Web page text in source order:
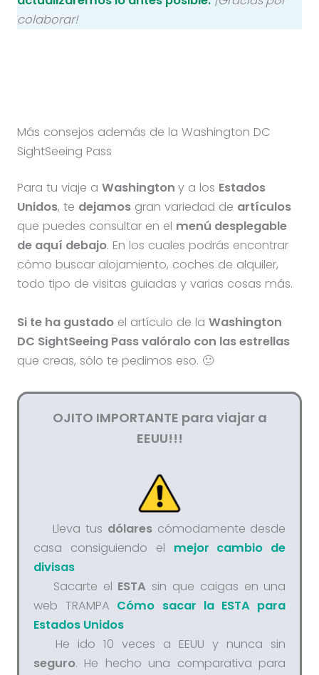
colaborar!
Más consejos además de la Washington DC
SightSeeing Pass
Para tu viaje a Washington y a los Estados
Unidos, te dejamosgran variedad de artículos
que puedes consultar en el menú desplegable
de aquí debajo. En los cuales podrás encontrar
cómo buscar alojamiento, coches de alquiler,
todo tipo de visitas guiadas y varias cosas más.
Si te ha gustadoel artículo de la Washington
DC SightSeeing Pass valóralo con las estrellas
que creas, sólo te pedimos eso. 🙂
OJITO IMPORTANTE para viajar a
EEUU!!!
Lleva tus dólarescómodamente desde
casa consiguiendo el mejor cambio de
divisas
Sacarte el ESTA sin que caigas en una
web TRAMPA Cómo sacar la ESTA para
Estados Unidos
He ido 10 veces a EEUU y nunca sin
seguro. He hecho una comparativa para